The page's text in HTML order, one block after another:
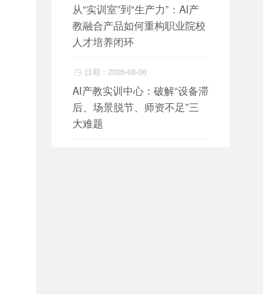
从“实训室”到“生产力”：AI产
教融合产品如何重构职业院校
人才培养闭环
 日期：2026-08-06
AI产教实训中心：破解“设备滞
后、场景脱节、师资不足”三
大难题